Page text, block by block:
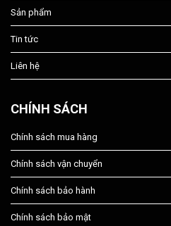
Sản phẩm
Tin tức
Liên hệ
CHÍNH SÁCH
Chính sách mua hàng
Chính sách vận chuyển
Chính sách bảo hành
Chính sách bảo mật